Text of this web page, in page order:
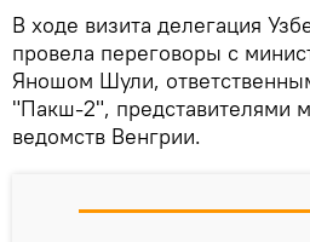
В ходе визита делегация
провела переговоры с
Яношом Шули,
"Пакш-2", представителями
ведомств Венгрии.